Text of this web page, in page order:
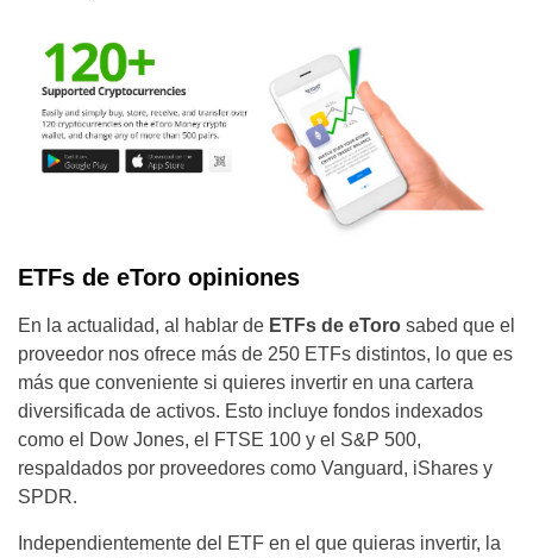
ETFs de eToro opiniones
En la actualidad, al hablar de ETFs de eToro sabed que el
proveedor nos ofrece más de 250 ETFs distintos, lo que es
más que conveniente si quieres invertir en una cartera
diversificada de activos. Esto incluye fondos indexados
como el Dow Jones, el FTSE 100 y el S&P 500,
respaldados por proveedores como Vanguard, iShares y
SPDR.
Independientemente del ETF en el que quieras invertir, la